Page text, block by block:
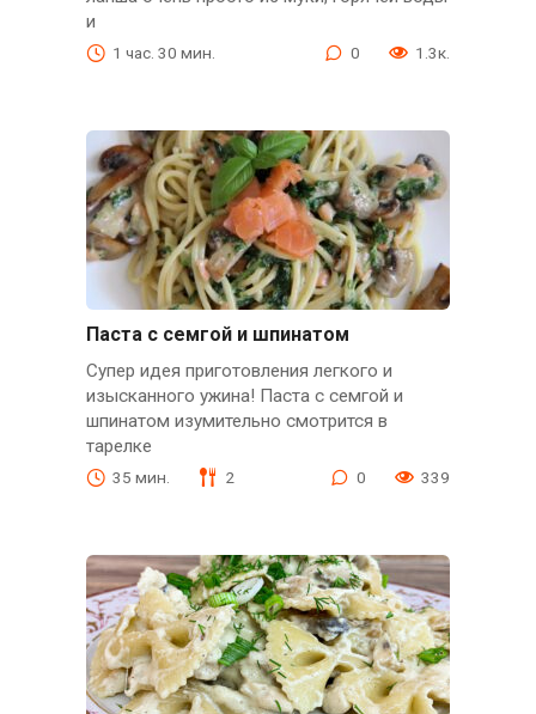
и
1 час. 30 мин. 0 1.3к.
Паста с семгой и шпинатом
Супер идея приготовления легкого и
изысканного ужина! Паста с семгой и
шпинатом изумительно смотрится в
тарелке
35 мин. 2 0 339